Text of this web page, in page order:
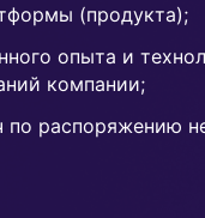
(продукта);
опыта и
компании;
по распоряжению